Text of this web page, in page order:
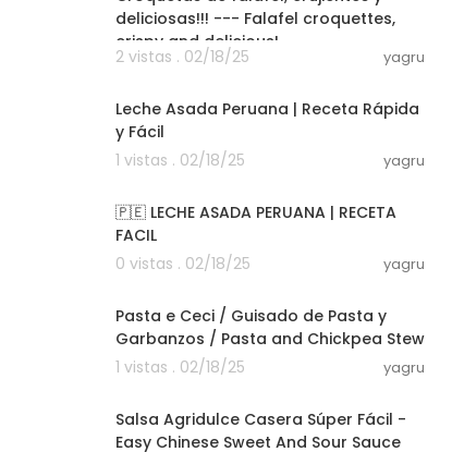
deliciosas!!! --- Falafel croquettes,
crispy and delicious!
2 vistas . 02/18/25 yagru
Leche Asada Peruana | Receta Rápida
y Fácil
1 vistas . 02/18/25
yagru
🇵🇪 LECHE ASADA PERUANA | RECETA
FACIL
0 vistas . 02/18/25
yagru
Pasta e Ceci / Guisado de Pasta y
Garbanzos / Pasta and Chickpea Stew
1 vistas . 02/18/25
yagru
Salsa Agridulce Casera Súper Fácil -
Easy Chinese Sweet And Sour Sauce